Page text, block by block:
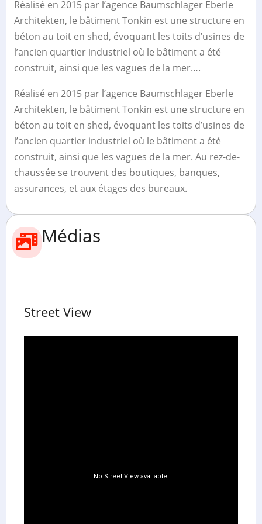
Réalisé en 2015 par l’agence Baumschlager Eberle
Architekten, le bâtiment Tonkin est une structure en
béton au toit en shed, évoquant les toits d’usines de
l’ancien quartier industriel où le bâtiment a été
construit, ainsi que les vagues de la mer….
Réalisé en 2015 par l’agence Baumschlager Eberle
Architekten, le bâtiment Tonkin est une structure en
béton au toit en shed, évoquant les toits d’usines de
l’ancien quartier industriel où le bâtiment a été
construit, ainsi que les vagues de la mer. Au rez-de-
chaussée se trouvent des boutiques, banques,
assurances, et aux étages des bureaux.
Médias
Street View